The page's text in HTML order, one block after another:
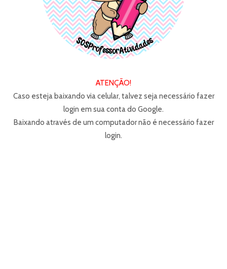
ATENÇÃO!
Caso esteja baixando via celular, talvez seja necessário fazer
login em sua conta do Google.
Baixando através de um computador não é necessário fazer
login.